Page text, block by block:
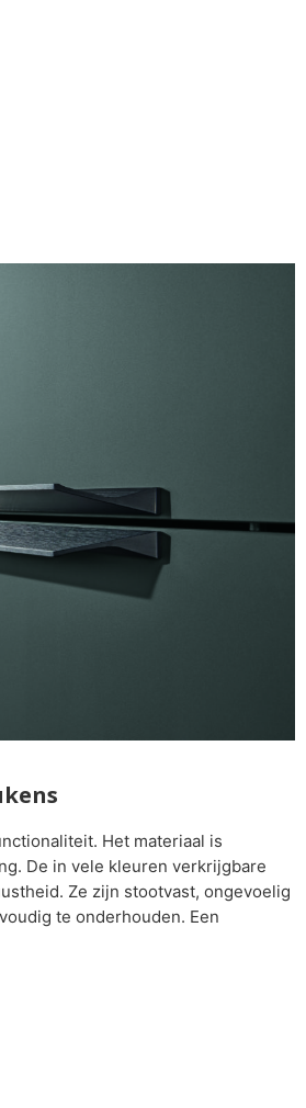
Het materiaal is
De in vele kleuren verkrijgbare
Ze zijn stootvast, ongevoelig
te onderhouden. Een